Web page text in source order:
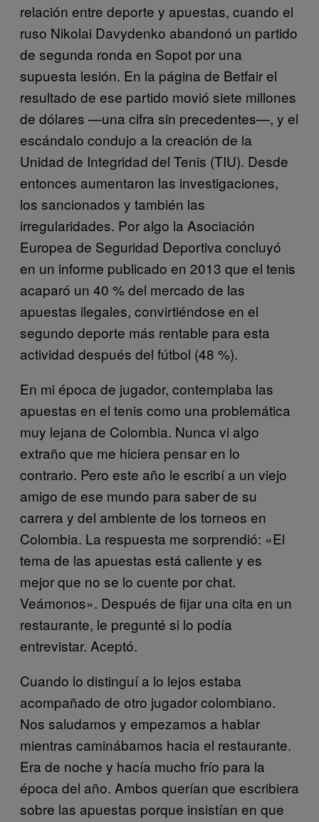
relación entre deporte y apuestas, cuando el
ruso Nikolai Davydenko abandonó un partido
de segunda ronda en Sopot por una
supuesta lesión. En la página de Betfair el
resultado de ese partido movió siete millones
de dólares —una cifra sin precedentes—, y el
escándalo condujo a la creación de la
Unidad de Integridad del Tenis (TIU). Desde
entonces aumentaron las investigaciones,
los sancionados y también las
irregularidades. Por algo la Asociación
Europea de Seguridad Deportiva concluyó
en un informe publicado en 2013 que el tenis
acaparó un 40 % del mercado de las
apuestas ilegales, convirtiéndose en el
segundo deporte más rentable para esta
actividad después del fútbol (48 %).
En mi época de jugador, contemplaba las
apuestas en el tenis como una problemática
muy lejana de Colombia. Nunca vi algo
extraño que me hiciera pensar en lo
contrario. Pero este año le escribí a un viejo
amigo de ese mundo para saber de su
carrera y del ambiente de los torneos en
Colombia. La respuesta me sorprendió: «El
tema de las apuestas está caliente y es
mejor que no se lo cuente por chat.
Veámonos». Después de fijar una cita en un
restaurante, le pregunté si lo podía
entrevistar. Aceptó.
Cuando lo distinguí a lo lejos estaba
acompañado de otro jugador colombiano.
Nos saludamos y empezamos a hablar
mientras caminábamos hacia el restaurante.
Era de noche y hacía mucho frío para la
época del año. Ambos querían que escribiera
sobre las apuestas porque insistían en que